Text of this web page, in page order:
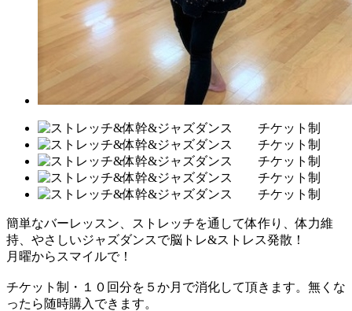
簡単なバーレッスン、ストレッチを通して体作り、体力維
持、やさしいジャズダンスで脳トレ&ストレス発散！
月曜からスマイルで！
チケット制・１０回分を５か月で消化して頂きます。無くな
ったら随時購入できます。